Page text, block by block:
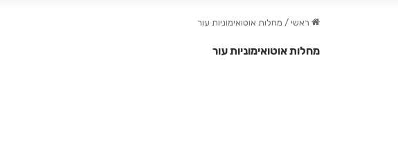
ראשי / מחלות אוטואימוניות עור
מחלות אוטואימוניות עור